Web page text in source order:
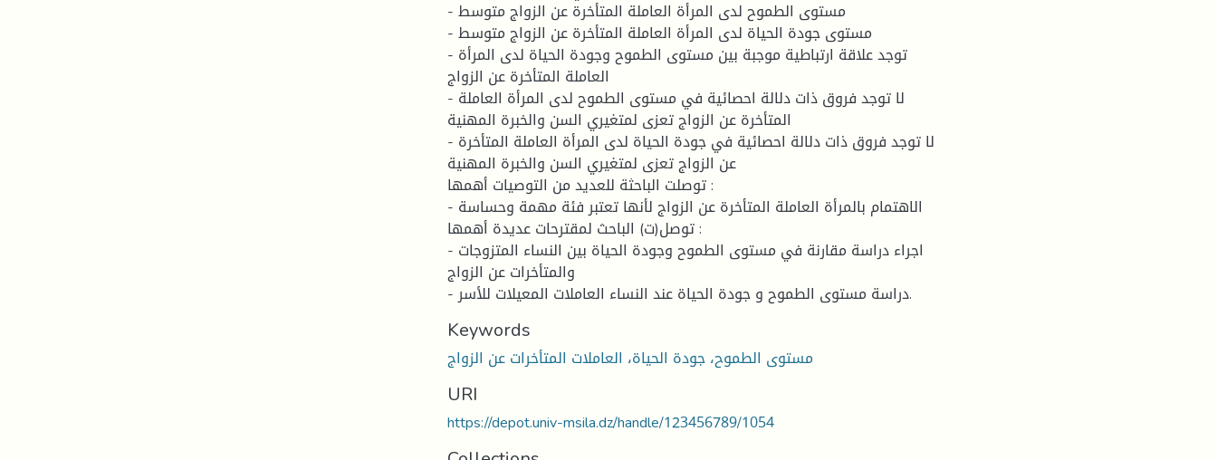
- مستوى الطموح لدى المرأة العاملة المتأخرة عن الزواج متوسط
- مستوى جودة الحياة لدى المرأة العاملة المتأخرة عن الزواج متوسط
- توجد علاقة ارتباطية موجبة بين مستوى الطموح وجودة الحياة لدى المرأة
العاملة المتأخرة عن الزواج
- لا توجد فروق ذات دلالة احصائية في مستوى الطموح لدى المرأة العاملة
المتأخرة عن الزواج تعزى لمتغيري السن والخبرة المهنية
- لا توجد فروق ذات دلالة احصائية في جودة الحياة لدى المرأة العاملة المتأخرة
عن الزواج تعزى لمتغيري السن والخبرة المهنية
توصلت الباحثة للعديد من التوصيات أهمها :
- الاهتمام بالمرأة العاملة المتأخرة عن الزواج لأنها تعتبر فئة مهمة وحساسة
توصل(ت) الباحث لمقترحات عديدة أهمها :
- اجراء دراسة مقارنة في مستوى الطموح وجودة الحياة بين النساء المتزوجات
والمتأخرات عن الزواج
- دراسة مستوى الطموح و جودة الحياة عند النساء العاملات المعيلات للأسر.
Keywords
مستوى الطموح، جودة الحياة، العاملات المتأخرات عن الزواج
URI
https://depot.univ-msila.dz/handle/123456789/1054